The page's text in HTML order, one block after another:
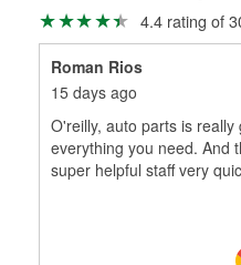
Herramientas de O'Reilly
pueden ser reutilizados,
partes de reemplazo
Rectificación de tambores y
4.4 rating of
Roman Rios
15 days ago
O'reilly, auto parts is
everything you need. And
super helpful staff very